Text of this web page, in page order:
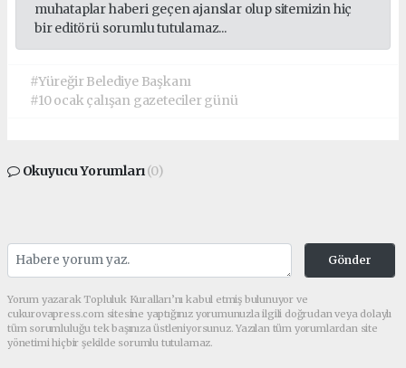
muhataplar haberi geçen ajanslar olup sitemizin hiç
bir editörü sorumlu tutulamaz...
#Yüreğir Belediye Başkanı
#10 ocak çalışan gazeteciler günü
Okuyucu Yorumları(0)
Gönder
Yorum yazarak Topluluk Kuralları’nı kabul etmiş bulunuyor ve
cukurovapress.com sitesine yaptığınız yorumunuzla ilgili doğrudan veya dolaylı
tüm sorumluluğu tek başınıza üstleniyorsunuz. Yazılan tüm yorumlardan site
yönetimi hiçbir şekilde sorumlu tutulamaz.